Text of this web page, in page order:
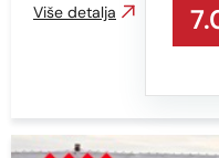
Više detalja